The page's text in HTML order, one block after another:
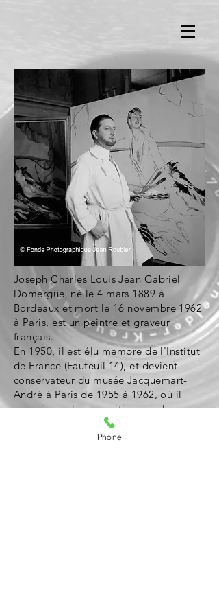
Joseph Charles Louis Jean Gabriel
Domergue, né le4 mars 1889 à
Bordeaux et mort le 16 novembre 1962
à Paris, est un peintre et graveur
français.
En 1950, il est élu membre de l'Institut
de France (Fauteuil 14), et devient
conservateur du musée Jacquemart-
André à Paris de 1955 à 1962, où il
organisera des expositions sur la
Van Gogh
Phone